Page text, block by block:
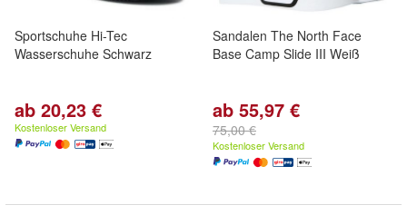
Sportschuhe Hi-Tec
Wasserschuhe Schwarz
ab 20,23 €
Kostenloser Versand
Sandalen The North Face
Base Camp Slide III Weiß
ab 55,97 €
75,00 €
Kostenloser Versand